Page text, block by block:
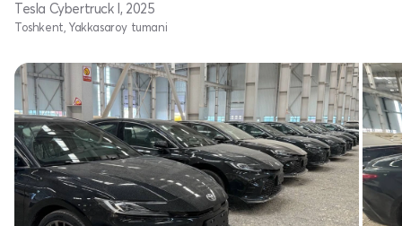
Tesla Cybertruck I, 2025
Toshkent, Yakkasaroy tumani